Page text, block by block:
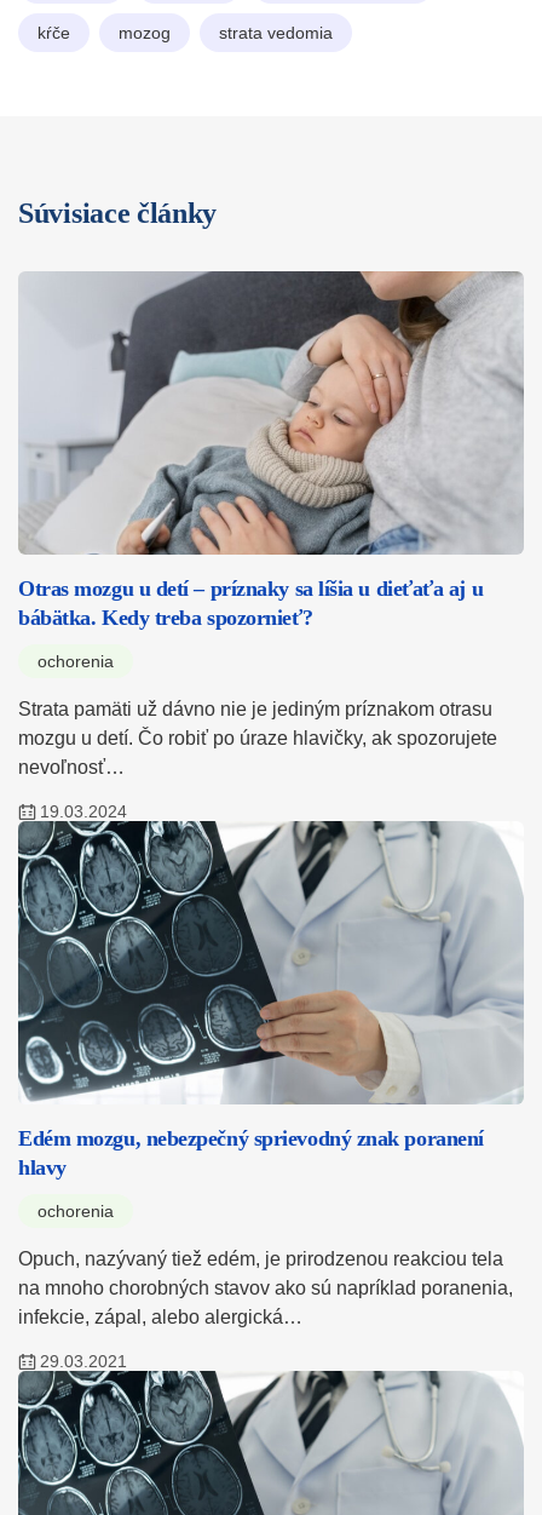
kŕče mozog strata vedomia
Súvisiace články
Otras mozgu u detí – príznaky sa líšia u dieťaťa aj u
bábätka. Kedy treba spozornieť?
ochorenia
Strata pamäti už dávno nie je jediným príznakom otrasu
mozgu u detí. Čo robiť po úraze hlavičky, ak spozorujete
nevoľnosť…
19.03.2024
Edém mozgu, nebezpečný sprievodný znak poranení
hlavy
ochorenia
Opuch, nazývaný tiež edém, je prirodzenou reakciou tela
na mnoho chorobných stavov ako sú napríklad poranenia,
infekcie, zápal, alebo alergická…
29.03.2021